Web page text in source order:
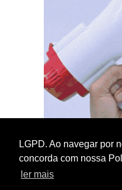
LGPD. Ao navegar por
concorda com nossa
ler mais